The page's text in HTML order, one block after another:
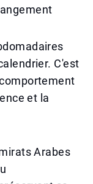
C'est
et la
Arabes